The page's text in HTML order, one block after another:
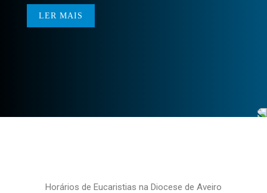
LER MAIS
Horários de Eucaristias na Diocese de Aveiro